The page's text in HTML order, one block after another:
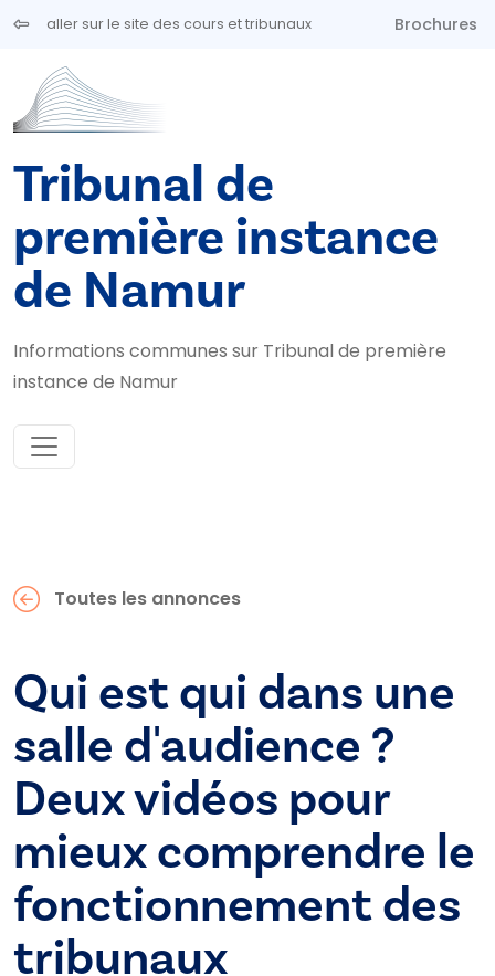
Aller au contenu principal
aller sur le site des cours et tribunaux Brochures
Tribunal de
première instance
de Namur
Informations communes sur Tribunal de première
instance de Namur
Toutes les annonces
Qui est qui dans une
salle d'audience ?
Deux vidéos pour
mieux comprendre le
fonctionnement des
tribunaux